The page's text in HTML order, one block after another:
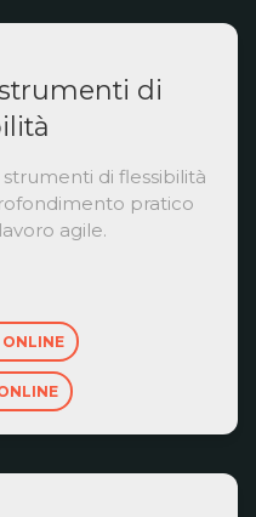
di
di flessibilità
pratico
agile.
ONLINE